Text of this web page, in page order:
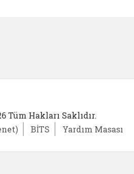
Tüm Hakları Saklıdır.
BİTS Yardım Masası